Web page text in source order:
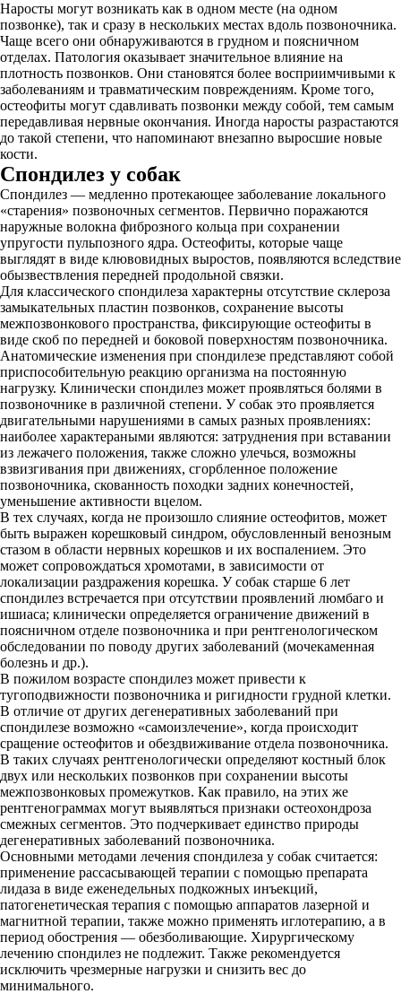
Наросты могут возникать как в одном месте (на одном
позвонке), так и сразу в нескольких местах вдоль позвоночника.
Чаще всего они обнаруживаются в грудном и поясничном
отделах. Патология оказывает значительное влияние на
плотность позвонков. Они становятся более восприимчивыми к
заболеваниям и травматическим повреждениям. Кроме того,
остеофиты могут сдавливать позвонки между собой, тем самым
передавливая нервные окончания. Иногда наросты разрастаются
до такой степени, что напоминают внезапно выросшие новые
кости.
Спондилез у собак
Спондилез — медленно протекающее заболевание локального
«старения» позвоночных сегментов. Первично поражаются
наружные волокна фиброзного кольца при сохранении
упругости пульпозного ядра. Остеофиты, которые чаще
выглядят в виде клювовидных выростов, появляются вследствие
обызвествления передней продольной связки.
Для классического спондилеза характерны отсутствие склеро­за
замыкательных пластин позвонков, сохранение высоты
межпозвонкового пространства, фиксирующие остеофиты в
виде скоб по передней и боковой поверхностям позвоночника.
Анатомические изменения при спондилезе представляют собой
приспособительную реакцию организма на постоянную
нагрузку. Клинически спондилез может проявляться болями в
позвоночнике в различной степени. У собак это проявляется
двигательными нарушениями в самых разных проявлениях:
наиболее характераными являются: затруднения при вставании
из лежачего положения, также сложно улечься, возможны
взвизгивания при движениях, сгорбленное положение
позвоночника, скованность походки задних конечностей,
уменьшение активности вцелом.
В тех случаях, когда не произошло слияние остеофитов, может
быть выражен корешковый синдром, обусловленный венозным
стазом в области нервных корешков и их воспалением. Это
может сопровождаться хромотами, в зависимости от
локализации раздражения корешка. У собак старше 6 лет
спондилез встречается при отсутствии проявлений люмбаго и
ишиаса; клинически определяется ограничение движений в
поясничном отделе позвоночника и при рентгенологическом
обследовании по поводу других заболеваний (мочекаменная
болезнь и др.).
В пожилом возрасте спондилез может привести к
тугоподвижности позвоночника и ригидности грудной клетки.
В отличие от других дегенеративных заболеваний при
спондилезе возможно «самоизлечение», когда происходит
сращение остеофитов и обездвиживание отдела позвоночника.
В таких случаях рентгенологически определяют костный блок
двух или нескольких позвонков при сохранении высоты
межпозвонко­вых промежутков. Как правило, на этих же
рентгенограммах могут выявляться признаки остеохондроза
смежных сегментов. Это подчеркивает единство природы
дегенеративных заболеваний позвоночника.
Основными методами лечения спондилеза у собак считается:
применение рассасывающей терапии с помощью препарата
лидаза в виде еженедельных подкожных инъекций,
патогенетическая терапия с помощью аппаратов лазерной и
магнитной терапии, также можно применять иглотерапию, а в
период обострения — обезболивающие. Хирургическому
лечению спондилез не подлежит. Также рекомендуется
исключить чрезмерные нагрузки и снизить вес до
минимального.